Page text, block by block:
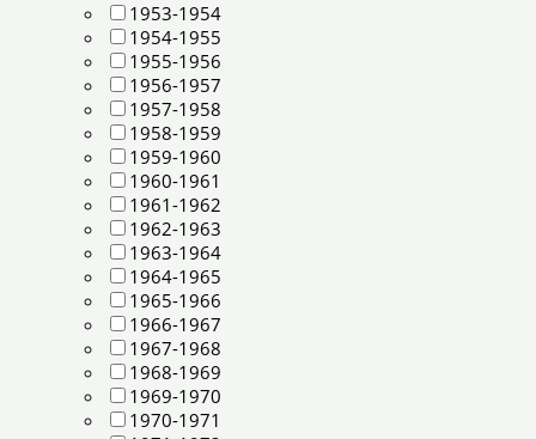
1953-1954
1954-1955
1955-1956
1956-1957
1957-1958
1958-1959
1959-1960
1960-1961
1961-1962
1962-1963
1963-1964
1964-1965
1965-1966
1966-1967
1967-1968
1968-1969
1969-1970
1970-1971